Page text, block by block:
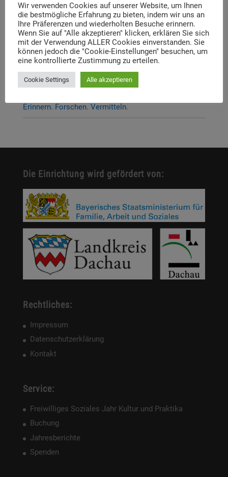
Thema und Referent:innen für das diesjährige
Dachauer Symposium stehen fest
Neue Stelleausschreibung
Digitale Neuerscheinung: Launch der digitalen
Lernplattform „Memory Momentum“
Erinnern. Forschen. Vermitteln.
Die Einrichtung wird gefördert von:
Rechtliches:
Impressum
Datenschutzerklärung
Kontakt
Service:
Freiwilliges Soziales Jahr Kultur und Praktika
Buchung
Jahresberichte
Spenden
Wir verwenden Cookies auf unserer Website, um Ihnen
die bestmögliche Erfahrung zu bieten, indem wir uns an
Ihre Präferenzen und wiederholten Besuche erinnern.
Wenn Sie auf "Alle akzeptieren" klicken, erklären Sie sich
mit der Verwendung ALLER Cookies einverstanden. Sie
können jedoch die "Cookie-Einstellungen" besuchen, um
eine kontrollierte Zustimmung zu erteilen.
Cookie Settings Alle akzeptieren